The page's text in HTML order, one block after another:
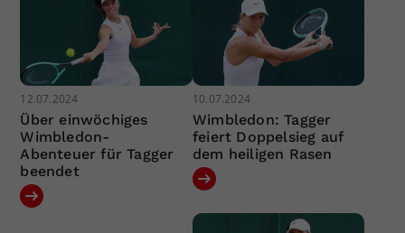
12.07.2024
Über einwöchiges
Wimbledon-
Abenteuer für Tagger
beendet
10.07.2024
Wimbledon: Tagger
feiert Doppelsieg auf
dem heiligen Rasen